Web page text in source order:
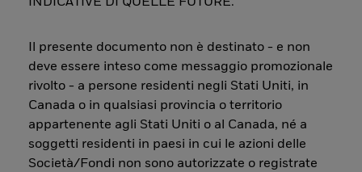
Il presente documento non è destinato - e non
deve essere inteso come messaggio promozionale
rivolto - a persone residenti negli Stati Uniti, in
Canada o in qualsiasi provincia o territorio
appartenente agli Stati Uniti o al Canada, né a
soggetti residenti in paesi in cui le azioni delle
Società/Fondi non sono autorizzate o registrate